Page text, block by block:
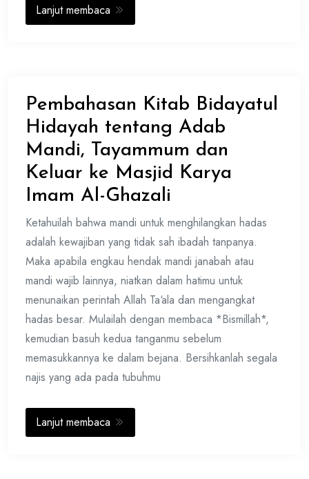
Lanjut membaca
Pembahasan Kitab Bidayatul
Hidayah tentang Adab
Mandi, Tayammum dan
Keluar ke Masjid Karya
Imam Al-Ghazali
Ketahuilah bahwa mandi untuk menghilangkan hadas
adalah kewajiban yang tidak sah ibadah tanpanya.
Maka apabila engkau hendak mandi janabah atau
mandi wajib lainnya, niatkan dalam hatimu untuk
menunaikan perintah Allah Ta‘ala dan mengangkat
hadas besar. Mulailah dengan membaca *Bismillah*,
kemudian basuh kedua tanganmu sebelum
memasukkannya ke dalam bejana. Bersihkanlah segala
najis yang ada pada tubuhmu
Lanjut membaca